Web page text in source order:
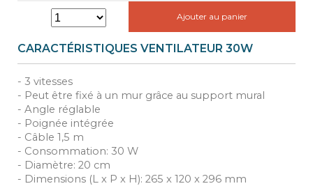
Ajouter au panier
CARACTÉRISTIQUES VENTILATEUR 30W
- 3 vitesses
- Peut être fixé à un mur grâce au support mural
- Angle réglable
- Poignée intégrée
- Câble 1,5 m
- Consommation: 30 W
- Diamètre: 20 cm
- Dimensions (L x P x H): 265 x 120 x 296 mm